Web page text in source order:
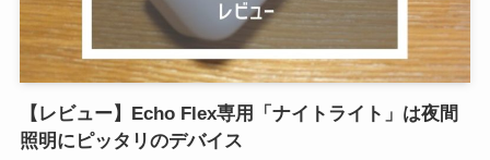
【レビュー】Echo Flex専用「ナイトライト」は夜間
照明にピッタリのデバイス